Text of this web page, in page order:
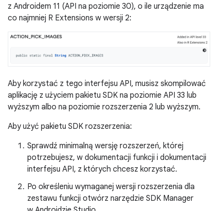
z Androidem 11 (API na poziomie 30), o ile urządzenie ma
co najmniej R Extensions w wersji 2:
Aby korzystać z tego interfejsu API, musisz skompilować
aplikację z użyciem pakietu SDK na poziomie API 33 lub
wyższym albo na poziomie rozszerzenia 2 lub wyższym.
Aby użyć pakietu SDK rozszerzenia:
Sprawdź minimalną wersję rozszerzeń, której
potrzebujesz, w dokumentacji funkcji i dokumentacji
interfejsu API, z których chcesz korzystać.
Po określeniu wymaganej wersji rozszerzenia dla
zestawu funkcji otwórz narzędzie SDK Manager